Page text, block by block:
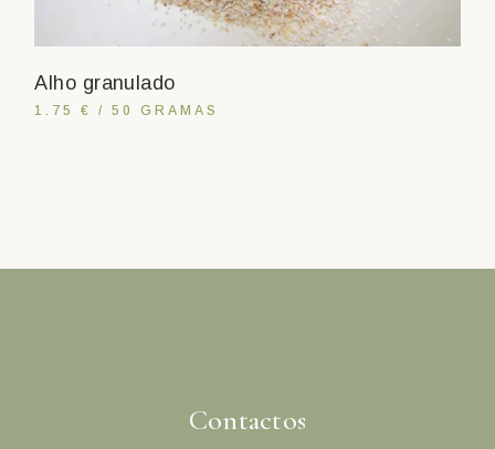
Alho granulado
1.75 € / 50 GRAMAS
Contactos